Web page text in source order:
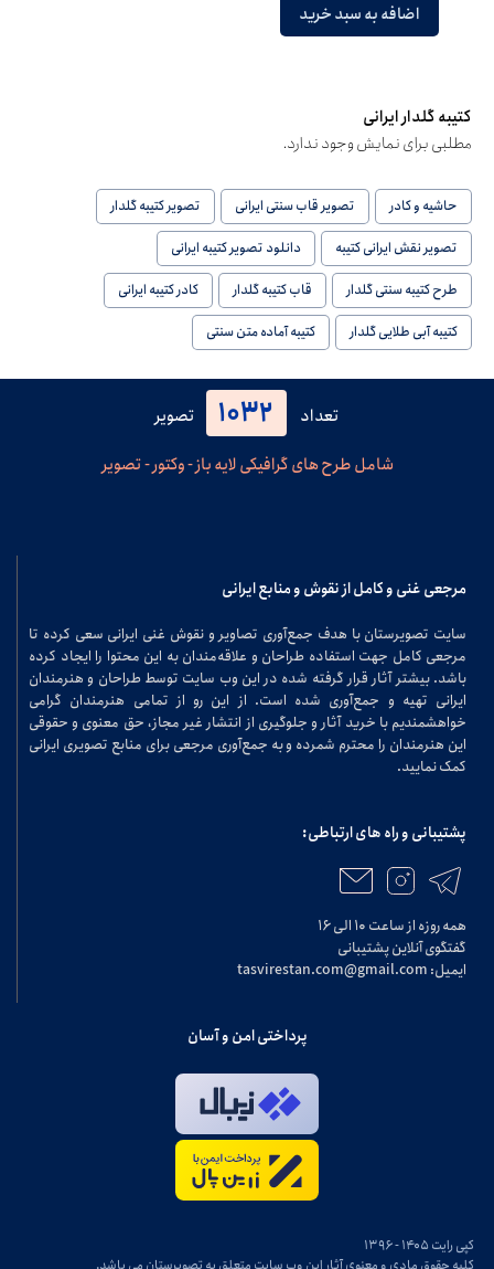
اضافه به سبد خرید
کتیبه گلدار ایرانی
مطلبی برای نمایش وجود ندارد.
حاشیه و کادر تصویر قاب سنتی ایرانی
تصویر کتیبه گلدار
تصویر نقش ایرانی کتیبه
دانلود تصویر کتیبه ایرانی
طرح کتیبه سنتی گلدار
قاب کتیبه گلدار
کادر کتیبه ایرانی
کتیبه آبی طلایی گلدار
کتیبه آماده متن سنتی
تعداد 1032
تصویر
شامل طرح های گرافیکی لایه باز - وکتور - تصویر
مرجعی غنی و کامل از نقوش و منابع ایرانی
سایت تصویرستان با هدف جمع‌آوری تصاویر و نقوش غنی ایرانی سعی کرده تا
مرجعی کامل جهت استفاده طراحان و علاقه‌مندان به این محتوا را ایجاد کرده
باشد. بیشتر آثار قرار گرفته شده در این وب سایت توسط طراحان و هنرمندان
ایرانی تهیه و جمع‌آوری شده است. از این رو از تمامی هنرمندان گرامی
خواهشمندیم با خرید آثار و جلوگیری از انتشار غیر مجاز، حق معنوی و حقوقی
این هنرمندان را محترم شمرده و به جمع‌آوری مرجعی برای منابع تصویری ایرانی
کمک نمایید.
پشتیبانی و راه های ارتباطی:
همه روزه از ساعت ۱۰ الی ۱۶
گفتگوی آنلاین پشتیبانی
ایمیل: tasvirestan.com@gmail.com
پرداختی امن و آسان
کپی رایت ۱۴۰۵ - ۱۳۹۶